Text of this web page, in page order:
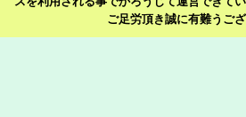
ご足労頂き誠に有難うござ